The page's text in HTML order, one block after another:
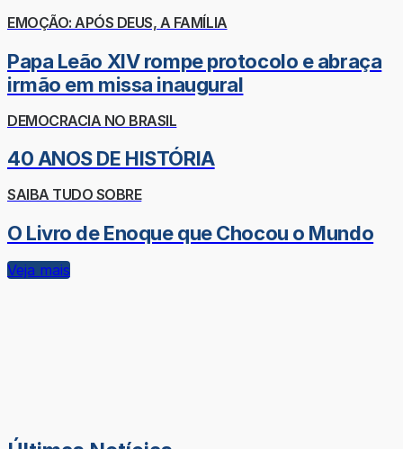
EMOÇÃO: APÓS DEUS, A FAMÍLIA
Papa Leão XIV rompe protocolo e abraça
irmão em missa inaugural
DEMOCRACIA NO BRASIL
40 ANOS DE HISTÓRIA
SAIBA TUDO SOBRE
O Livro de Enoque que Chocou o Mundo
Veja mais